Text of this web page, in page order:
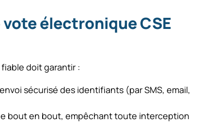
électronique CSE
doit garantir :
sécurisé des identifiants (par SMS, email,
bout en bout, empêchant toute interception